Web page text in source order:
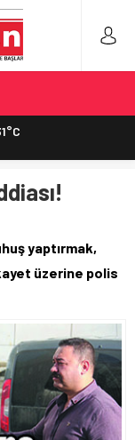
HATALAR
yaptırmak,
üzerine polis